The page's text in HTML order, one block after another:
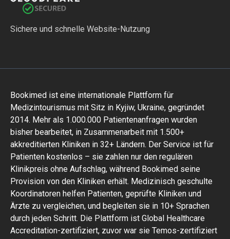
Sichere und schnelle Website-Nutzung
Bookimed ist eine internationale Plattform für
Medizintourismus mit Sitz in Kyjiw, Ukraine, gegründet
2014. Mehr als 1.000.000 Patientenanfragen wurden
bisher bearbeitet, in Zusammenarbeit mit 1.500+
akkreditierten Kliniken in 32+ Ländern. Der Service ist für
Patienten kostenlos – sie zahlen nur den regulären
Klinikpreis ohne Aufschlag, während Bookimed seine
Provision von den Kliniken erhält. Medizinisch geschulte
Koordinatoren helfen Patienten, geprüfte Kliniken und
Ärzte zu vergleichen, und begleiten sie in 10+ Sprachen
durch jeden Schritt. Die Plattform ist Global Healthcare
Accreditation-zertifiziert, zuvor war sie Temos-zertifiziert